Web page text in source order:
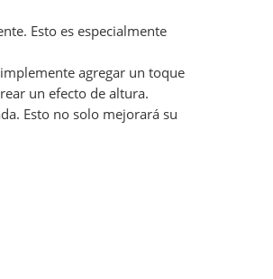
Esto es especialmente
agregar un toque
un efecto de altura.
Esto no solo mejorará su